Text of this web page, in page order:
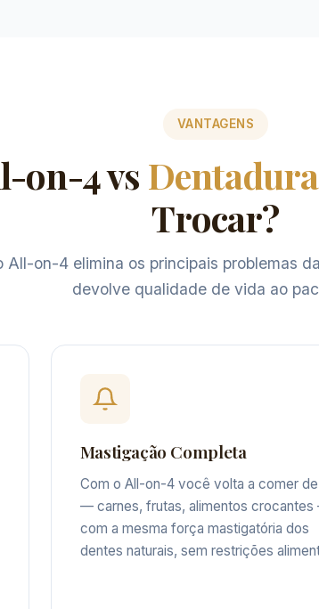
VANTAGENS
on-4 vs Dentadura
Trocar?
All-on-4 elimina os principais problemas
devolve qualidade de vida ao
Mastigação Completa
Com o All-on-4 você volta a comer
— carnes, frutas, alimentos
com a mesma força mastigatória dos
dentes naturais, sem restrições